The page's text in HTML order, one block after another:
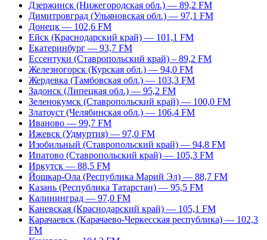
Дзержинск (Нижегородская обл.) — 89,2 FM
Димитровград (Ульяновская обл.) — 97,1 FM
Донецк — 102,6 FM
Ейск (Краснодарский край) — 101,1 FM
Екатеринбург — 93,7 FM
Ессентуки (Ставропольский край) – 89,2 FM
Железногорск (Курская обл.) — 94,0 FM
Жердевка (Тамбовская обл.) — 103,3 FM
Задонск (Липецкая обл.) — 95,2 FM
Зеленокумск (Ставропольский край) — 100,0 FM
Златоуст (Челябинская обл.) — 106,4 FM
Иваново — 99,7 FM
Ижевск (Удмуртия) — 97,0 FM
Изобильный (Ставропольский край) — 94,8 FM
Ипатово (Ставропольский край) — 105,3 FM
Иркутск — 88,5 FM
Йошкар-Ола (Республика Марий Эл) — 88,7 FM
Казань (Республика Татарстан) — 95,5 FM
Калининград — 97,0 FM
Каневская (Краснодарский край) — 105,1 FM
Карачаевск (Карачаево-Черкесская республика) — 102,3
FM